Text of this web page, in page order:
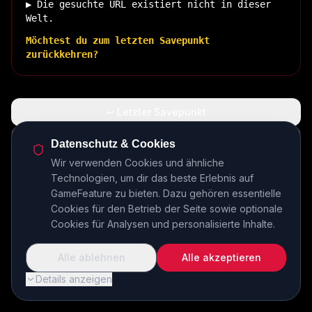
▶ Die gesuchte URL existiert nicht in dieser
Welt.
Möchtest du zum letzten Savepunkt
zurückkehren?
🏠 Zurück zur Basis
INSERT COIN TO CONTINUE...
Datenschutz & Cookies
Wir verwenden Cookies und ähnliche
Technologien, um dir das beste Erlebnis auf
GameFeature zu bieten. Dazu gehören essentielle
Cookies für den Betrieb der Seite sowie optionale
Cookies für Analysen und personalisierte Inhalte.
Details anzeigen
Alle ablehnen Alle akzeptieren